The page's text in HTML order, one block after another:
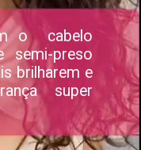
o cabelo
semi-preso
brilharem e
super